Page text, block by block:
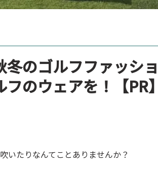
のゴルフファッシ
のウェアを！【PR】
いたりなんてことありませんか？